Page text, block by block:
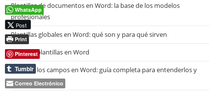
Plantillas de documentos en Word: la base de los modelos
profesionales
Plantillas globales en Word: qué son y para qué sirven
Tipos de plantillas en Word
Qué son los campos en Word: guía completa para entenderlos y
dominarlos
WhatsApp
Post
Print
Pinterest
Tumblr
Correo Electrónico